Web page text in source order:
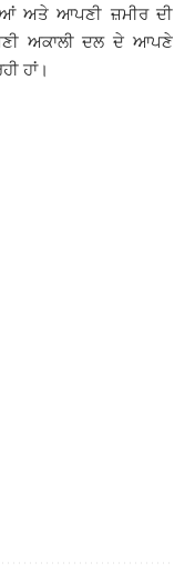
ਅਤੇ ਆਪਣੀ ਜ਼ਮੀਰ ਦੀ
ਅਕਾਲੀ ਦਲ ਦੇ ਆਪਣੇ
ਹਾਂ।